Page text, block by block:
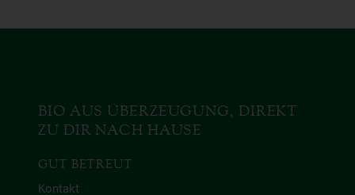
BIO AUS ÜBERZEUGUNG, DIREKT
ZU DIR NACH HAUSE
GUT BETREUT
Kontakt